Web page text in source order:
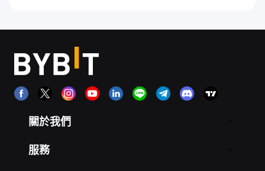
關於我們
服務